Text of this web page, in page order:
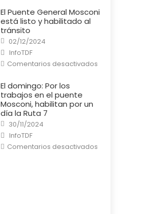
Un
cortocircuito
El Puente General Mosconi
está listo y habilitado al
tránsito
Posted
on
02/12/2024
Author
InfoTDF
Comentarios desactivadosen
El
El domingo: Por los
trabajos en el puente
Mosconi, habilitan por un
día la Ruta 7
Posted
on
30/11/2024
Author
InfoTDF
Comentarios desactivadosen
El